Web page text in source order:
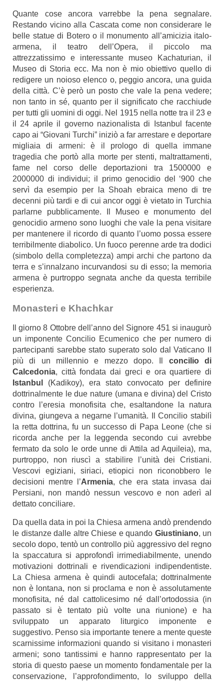
Quante cose ancora varrebbe la pena segnalare.
Restando vicino alla Cascata come non considerare le
belle statue di Botero o il monumento all’amicizia italo-
armena, il teatro dell’Opera, il piccolo ma
attrezzatissimo e interessante museo Kachaturian, il
Museo di Storia ecc. Ma non è mio obiettivo quello di
redigere un noioso elenco o, peggio ancora, una guida
della città. C’è però un posto che vale la pena vedere;
non tanto in sé, quanto per il significato che racchiude
per tutti gli uomini di oggi. Nel 1915 nella notte tra il 23 e
il 24 aprile il governo nazionalista di Istanbul facente
capo ai “Giovani Turchi” iniziò a far arrestare e deportare
migliaia di armeni: è il prologo di quella immane
tragedia che portò alla morte per stenti, maltrattamenti,
fame nel corso delle deportazioni tra 1500000 e
2000000 di individui; il primo genocidio del ‘900 che
servì da esempio per la Shoah ebraica meno di tre
decenni più tardi e di cui ancor oggi è vietato in Turchia
parlarne pubblicamente. Il Museo e monumento del
genocidio armeno sono luoghi che vale la pena visitare
per mantenere il ricordo di quanto l’uomo possa essere
terribilmente diabolico. Un fuoco perenne arde tra dodici
(simbolo della completezza) ampi archi che partono da
terra e s’innalzano incurvandosi su di esso; la memoria
armena è purtroppo segnata anche da questa terribile
esperienza.
Monasteri e Khachkar
Il giorno 8 Ottobre dell’anno del Signore 451 si inaugurò
un imponente Concilio Ecumenico che per numero di
partecipanti sarebbe stato superato solo dal Vaticano II
più di un millennio e mezzo dopo. Il concilio di
Calcedonia, città fondata dai greci e ora quartiere di
Istanbul
(Kadikoy), era stato convocato per definire
dottrinalmente le due nature (umana e divina) del Cristo
contro l’eresia monofisita che, esaltandone la natura
divina, giungeva a negarne l’umanità. Il Concilio stabilì
la retta dottrina, fu un successo di Papa Leone (che si
ricorda anche per la leggenda secondo cui avrebbe
fermato da solo le orde unne di Attila ad Aquileia), ma,
purtroppo, non riuscì a stabilire l’unità dei Cristiani.
Vescovi egiziani, siriaci, etiopici non riconobbero le
decisioni mentre l’Armenia, che era stata invasa dai
Persiani, non mandò nessun vescovo e non aderì al
dettato conciliare.
Da quella data in poi la Chiesa armena andò prendendo
le distanze dalle altre Chiese e quando Giustiniano, un
secolo dopo, tentò un controllo più aggressivo del regno
la spaccatura si approfondì irrimediabilmente, unendo
motivazioni dottrinali e rivendicazioni indipendentiste.
La Chiesa armena è quindi autocefala; dottrinalmente
non è lontana, non si proclama e non è assolutamente
monofisita, né dal cattolicesimo né dall’ortodossia (in
passato si è tentato più volte una riunione) e ha
sviluppato un apparato liturgico imponente e
suggestivo. Penso sia importante tenere a mente queste
scarnissime informazioni quando si visitano i monasteri
armeni; sono tantissimi e hanno rappresentato per la
storia di questo paese un momento fondamentale per la
conservazione, l’approfondimento, lo sviluppo della